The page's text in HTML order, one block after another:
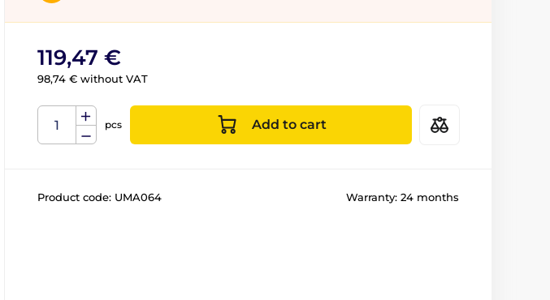
119,47 €
98,74 € without VAT
pcs Add to cart
Product code: UMA064 Warranty: 24 months